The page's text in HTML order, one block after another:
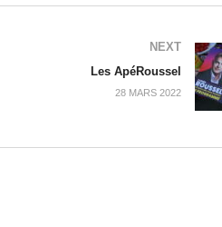
NEXT
Les ApéRoussel
28 MARS 2022